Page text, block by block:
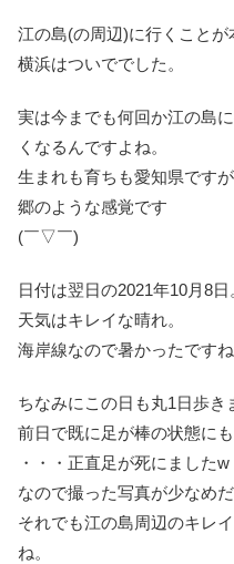
江の島(の周辺)に行くことが
横浜はついででした。
実は今までも何回か江の島
くなるんですよね。
生まれも育ちも愛知県です
郷のような感覚です
(￣▽￣)
日付は翌日の2021年10月8日
天気はキレイな晴れ。
海岸線なので暑かったですね
ちなみにこの日も丸1日歩き
前日で既に足が棒の状態に
・・・正直足が死にましたw
なので撮った写真が少なめだ
それでも江の島周辺のキレ
ね。